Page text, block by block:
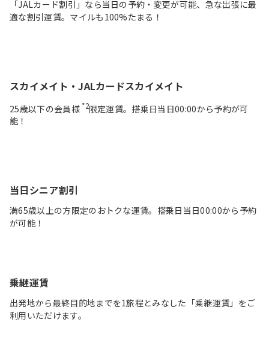
「JALカード割引」なら当日の予約・変更が可能、急な出張に最
適な割引運賃。マイルも100%たまる！
スカイメイト・JALカードスカイメイト
25歳以下の会員様*2限定運賃。搭乗日当日00:00から予約が可
能！
当日シニア割引
満65歳以上の方限定のおトクな運賃。搭乗日当日00:00から予約
が可能！
乗継運賃
出発地から最終目的地までを1旅程とみなした「乗継運賃」をご
利用いただけます。